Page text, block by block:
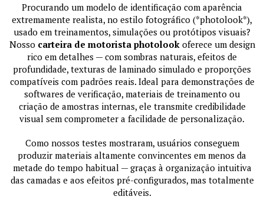
Procurando um modelo de identificação com aparência
extremamente realista, no estilo fotográfico (*photolook*),
usado em treinamentos, simulações ou protótipos visuais?
Nosso carteira de motorista photolookoferece um design
rico em detalhes — com sombras naturais, efeitos de
profundidade, texturas de laminado simulado e proporções
compatíveis com padrões reais. Ideal para demonstrações de
softwares de verificação, materiais de treinamento ou
criação de amostras internas, ele transmite credibilidade
visual sem comprometer a facilidade de personalização.
Como nossos testes mostraram, usuários conseguem
produzir materiais altamente convincentes em menos da
metade do tempo habitual — graças à organização intuitiva
das camadas e aos efeitos pré-configurados, mas totalmente
editáveis.